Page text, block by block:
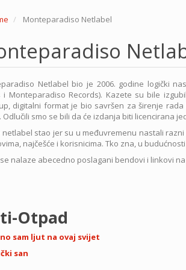
Monteparadiso Netlabel
Netlabel bio je 2006. godine logički
i Monteparadiso Records). Kazete su bile
digitalni format je bio savršen za širenje
Odlučili smo se bili da će izdanja biti licencirana
netlabel stao jer su u međuvremenu nastali
najčešće i korisnicima. Tko zna, u
nalaze abecedno poslagani bendovi i linkovi
Otpad
sam ljut na ovaj svijet
san